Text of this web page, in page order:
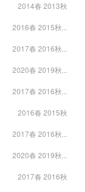
2014春 2013秋
2016春 2015秋...
2017春 2016秋...
2020春 2019秋...
2017春 2016秋...
2016春 2015秋
2017春 2016秋...
2020春 2019秋...
2017春 2016秋